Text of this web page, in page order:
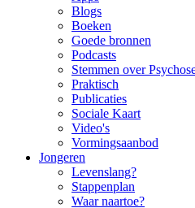
Blogs
Boeken
Goede bronnen
Podcasts
Stemmen over
Praktisch
Publicaties
Sociale Kaart
Video's
Vormingsaanbod
Jongeren
Levenslang?
Stappenplan
Waar naartoe?